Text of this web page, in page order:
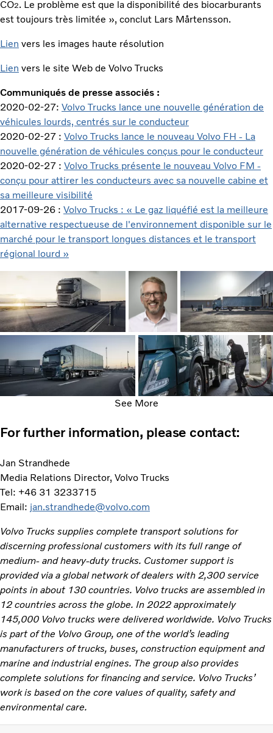
CO2. Le problème est que la disponibilité des biocarburants
est toujours très limitée », conclut Lars Mårtensson.
Lien vers les images haute résolution
Lien vers le site Web de Volvo Trucks
Communiqués de presse associés :
2020-02-27: Volvo Trucks lance une nouvelle génération de
véhicules lourds, centrés sur le conducteur
2020-02-27 : Volvo Trucks lance le nouveau Volvo FH - La
nouvelle génération de véhicules conçus pour le conducteur
2020-02-27 : Volvo Trucks présente le nouveau Volvo FM -
conçu pour attirer les conducteurs avec sa nouvelle cabine et
sa meilleure visibilité
2017-09-26 : Volvo Trucks : « Le gaz liquéfié est la meilleure
alternative respectueuse de l'environnement disponible sur le
marché pour le transport longues distances et le transport
régional lourd »
See More
For further information, please contact:
Jan Strandhede
Media Relations Director, Volvo Trucks
Tel: +46 31 3233715
Email: jan.strandhede@volvo.com
Volvo Trucks supplies complete transport solutions for
discerning professional customers with its full range of
medium- and heavy-duty trucks. Customer support is
provided via a global network of dealers with 2,300 service
points in about 130 countries. Volvo trucks are assembled in
12 countries across the globe. In 2022 approximately
145,000 Volvo trucks were delivered worldwide. Volvo Trucks
is part of the Volvo Group, one of the world’s leading
manufacturers of trucks, buses, construction equipment and
marine and industrial engines. The group also provides
complete solutions for financing and service. Volvo Trucks’
work is based on the core values of quality, safety and
environmental care.